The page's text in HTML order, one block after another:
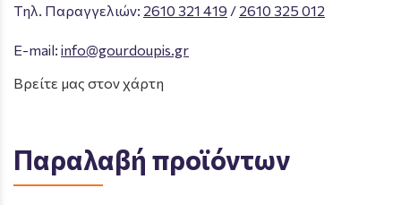
Tηλ. Παραγγελιών: 2610 321 419 / 2610 325 012
E-mail: info@gourdoupis.gr
Βρείτε μας στον χάρτη
Παραλαβή προϊόντων